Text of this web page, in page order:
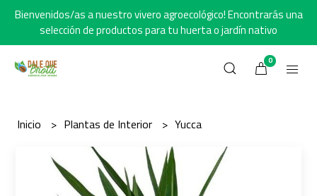
Bienvenidos/as a nuestro vivero agroecológico! Encontrarás una
selección de productos para tu huerta o jardín nativo
0
Inicio Plantas de Interior Yucca